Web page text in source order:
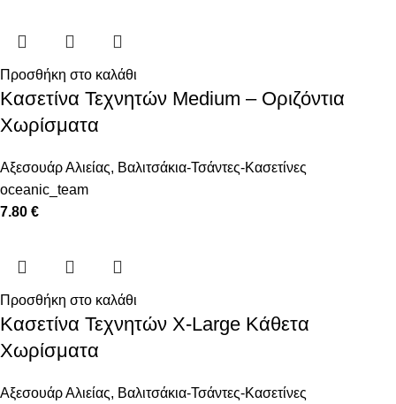
Προσθήκη στο καλάθι
Κασετίνα Τεχνητών Medium – Οριζόντια
Χωρίσματα
Αξεσουάρ Αλιείας, Βαλιτσάκια-Τσάντες-Κασετίνες
oceanic_team
7.80 €
Προσθήκη στο καλάθι
Κασετίνα Τεχνητών X-Large Κάθετα
Χωρίσματα
Αξεσουάρ Αλιείας, Βαλιτσάκια-Τσάντες-Κασετίνες